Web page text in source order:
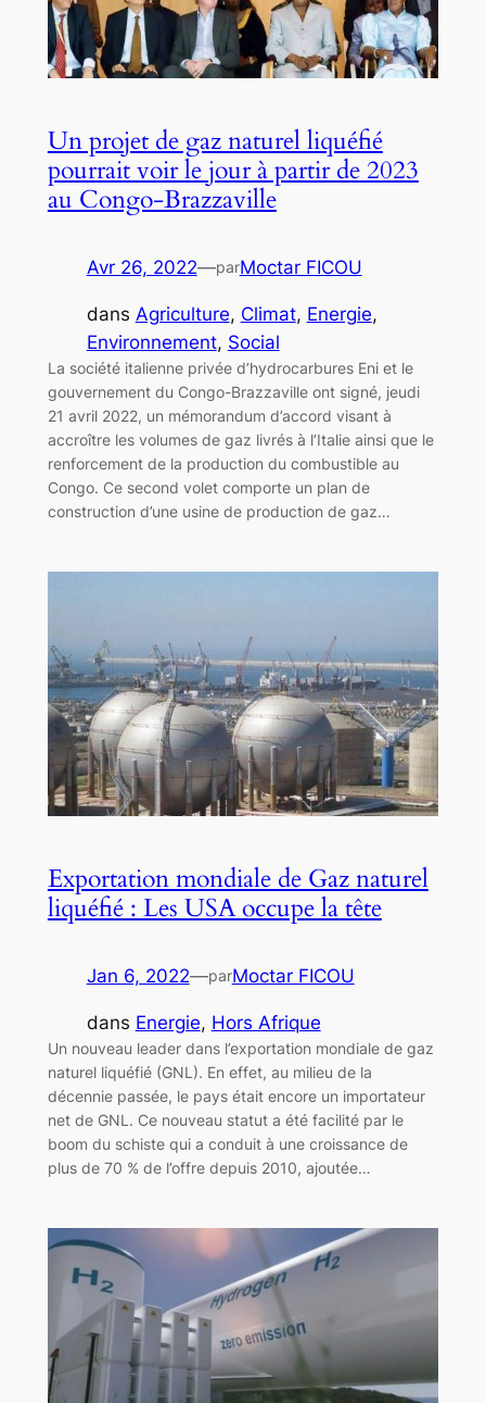
Un projet de gaz naturel liquéfié
pourrait voir le jour à partir de 2023
au Congo-Brazzaville
Avr 26, 2022—parMoctar FICOU
dans Agriculture, Climat, Energie
Environnement, Social
La société italienne privée d’hydrocarbures Eni et le
gouvernement du Congo-Brazzaville ont signé, jeudi
21 avril 2022, un mémorandum d’accord visant à
accroître les volumes de gaz livrés à l’Italie ainsi que le
renforcement de la production du combustible au
Congo. Ce second volet comporte un plan de
construction d’une usine de production de gaz…
Exportation mondiale de Gaz naturel
liquéfié : Les USA occupe la tête
Jan 6, 2022—parMoctar FICOU
dans Energie, Hors Afrique
Un nouveau leader dans l’exportation mondiale de gaz
naturel liquéfié (GNL). En effet, au milieu de la
décennie passée, le pays était encore un importateur
net de GNL. Ce nouveau statut a été facilité par le
boom du schiste qui a conduit à une croissance de
plus de 70 % de l’offre depuis 2010, ajoutée…